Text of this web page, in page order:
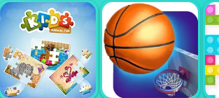
KIDS ZOO